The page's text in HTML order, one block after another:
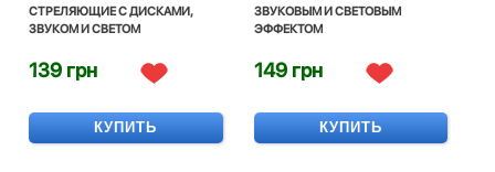
СТРЕЛЯЮЩИЕ С ДИСКАМИ,
ЗВУКОМ И СВЕТОМ
139 грн
КУПИТЬ
ЗВУКОВЫМ И СВЕТОВЫМ
ЭФФЕКТОМ
149 грн
КУПИТЬ